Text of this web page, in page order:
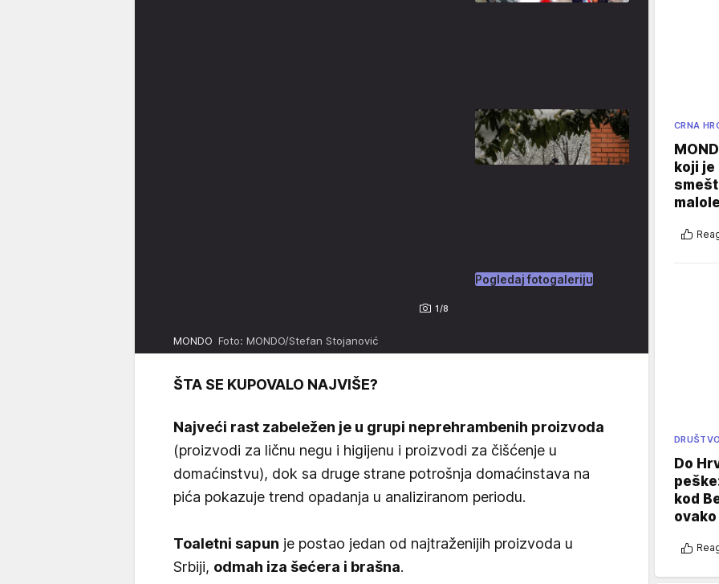
1/8
Pogledaj fotogaleriju
MONDO Foto: MONDO/Stefan Stojanović
ŠTA SE KUPOVALO NAJVIŠE?
Najveći rast zabeležen je u grupi neprehrambenih proizvoda
(proizvodi za ličnu negu i higijenu i proizvodi za čišćenje u
domaćinstvu), dok sa druge strane potrošnja domaćinstava na
pića pokazuje trend opadanja u analiziranom periodu.
Toaletni sapun je postao jedan od najtraženijih proizvoda u
Srbiji, odmah iza šećera i brašna.
CRNA
koji
DRUŠTVO
Do
kod